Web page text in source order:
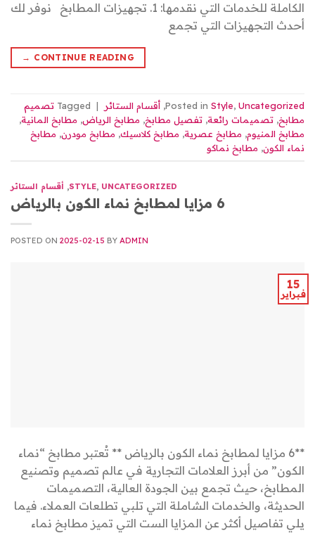
الكاملة للخدمات التي نقدمها: 1. تجهيزات المطابخ نوفر لك
أحدث التجهيزات التي تجمع
CONTINUE READING
→
Posted in Style, Uncategorized
, أقسام الستائر |
Tagged تصميم
مطابخ, تصميمات رائعة, تفصيل مطابخ, مطابخ الرياض, مطابخ المانية,
مطابخ المنيوم, مطابخ عصرية, مطابخ كلاسيك, مطابخ مودرن, مطابخ
نماء الكون, مطابخ نماكو
STYLE, UNCATEGORIZED
, أقسام الستائر
6 مزايا لمطابخ نماء الكون بالرياض
POSTED ON 2025-02-15 BY ADMIN
15
فبراير
**6 مزايا لمطابخ نماء الكون بالرياض ** تُعتبر مطابخ “نماء
الكون” من أبرز العلامات التجارية في عالم تصميم وتصنيع
المطابخ، حيث تجمع بين الجودة العالية، التصميمات
الحديثة، والخدمات الشاملة التي تلبي تطلعات العملاء. فيما
يلي تفاصيل أكثر عن المزايا الست التي تميز مطابخ نماء